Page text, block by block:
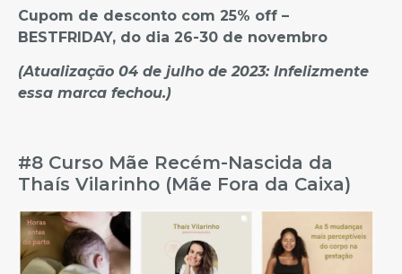
Cupom de desconto com 25% off –
BESTFRIDAY, do dia 26-30 de novembro
(Atualização 04 de julho de 2023: Infelizmente
essa marca fechou.)
#8 Curso Mãe Recém-Nascida da
Thaís Vilarinho (Mãe Fora da Caixa)